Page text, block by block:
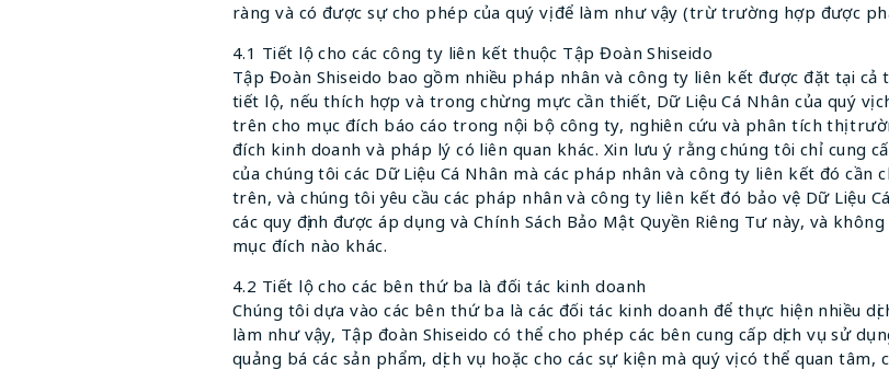
ràng và có được sự cho phép của quý vị để làm như vậy (trừ trường hợp được
4.1 Tiết lộ cho các công ty liên kết thuộc Tập Đoàn Shiseido
Tập Đoàn Shiseido bao gồm nhiều pháp nhân và công ty liên kết được đặt tại cả
tiết lộ, nếu thích hợp và trong chừng mực cần thiết, Dữ Liệu Cá Nhân của quý vị
trên cho mục đích báo cáo trong nội bộ công ty, nghiên cứu và phân tích thị
đích kinh doanh và pháp lý có liên quan khác. Xin lưu ý rằng chúng tôi chỉ cung
của chúng tôi các Dữ Liệu Cá Nhân mà các pháp nhân và công ty liên kết đó cần
trên, và chúng tôi yêu cầu các pháp nhân và công ty liên kết đó bảo vệ Dữ Liệu
các quy định được áp dụng và Chính Sách Bảo Mật Quyền Riêng Tư này, và
mục đích nào khác.
4.2 Tiết lộ cho các bên thứ ba là đối tác kinh doanh
Chúng tôi dựa vào các bên thứ ba là các đối tác kinh doanh để thực hiện nhiều
làm như vậy, Tập đoàn Shiseido có thể cho phép các bên cung cấp dịch vụ sử
quảng bá các sản phẩm, dịch vụ hoặc cho các sự kiện mà quý vị có thể quan